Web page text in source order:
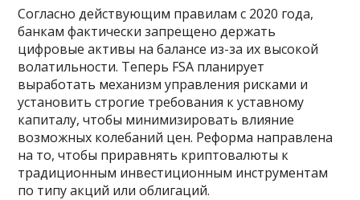
Согласно действующим правилам с 2020 года,
банкам фактически запрещено держать
цифровые активы на балансе из-за их высокой
волатильности. Теперь FSA планирует
выработать механизм управления рисками и
установить строгие требования к уставному
капиталу, чтобы минимизировать влияние
возможных колебаний цен. Реформа направлена
на то, чтобы приравнять криптовалюты к
традиционным инвестиционным инструментам
по типу акций или облигаций.